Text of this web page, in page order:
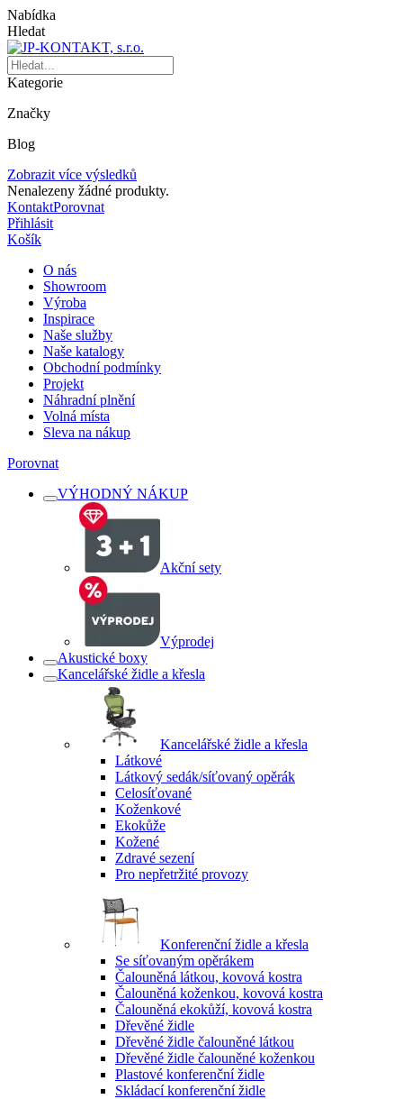
Nabídka
Hledat
Kategorie
Značky
Blog
Zobrazit více výsledků
Nenalezeny žádné produkty.
KontaktPorovnat
Přihlásit
Košík
O nás
Showroom
Výroba
Inspirace
Naše služby
Naše katalogy
Obchodní podmínky
Projekt
Náhradní plnění
Volná místa
Sleva na nákup
Porovnat
VÝHODNÝ NÁKUP
Akční sety
Výprodej
Akustické boxy
Kancelářské židle a křesla
Kancelářské židle a křesla
Látkové
Látkový sedák/síťovaný opěrák
Celosíťované
Koženkové
Ekokůže
Kožené
Zdravé sezení
Pro nepřetržité provozy
Konferenční židle a křesla
Se síťovaným opěrákem
Čalouněná látkou, kovová kostra
Čalouněná koženkou, kovová kostra
Čalouněná ekokůží, kovová kostra
Dřevěné židle
Dřevěné židle čalouněné látkou
Dřevěné židle čalouněné koženkou
Plastové konferenční židle
Skládací konferenční židle